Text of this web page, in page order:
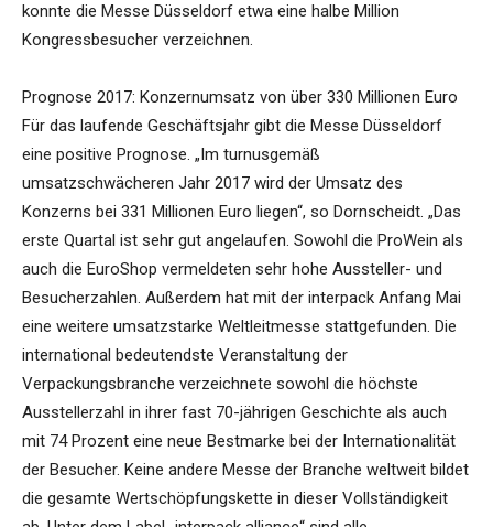
konnte die Messe Düsseldorf etwa eine halbe Million
Kongressbesucher verzeichnen.
Prognose 2017: Konzernumsatz von über 330 Millionen Euro
Für das laufende Geschäftsjahr gibt die Messe Düsseldorf
eine positive Prognose. „Im turnusgemäß
umsatzschwächeren Jahr 2017 wird der Umsatz des
Konzerns bei 331 Millionen Euro liegen“, so Dornscheidt. „Das
erste Quartal ist sehr gut angelaufen. Sowohl die ProWein als
auch die EuroShop vermeldeten sehr hohe Aussteller- und
Besucherzahlen. Außerdem hat mit der interpack Anfang Mai
eine weitere umsatzstarke Weltleitmesse stattgefunden. Die
international bedeutendste Veranstaltung der
Verpackungsbranche verzeichnete sowohl die höchste
Ausstellerzahl in ihrer fast 70-jährigen Geschichte als auch
mit 74 Prozent eine neue Bestmarke bei der Internationalität
der Besucher. Keine andere Messe der Branche weltweit bildet
die gesamte Wertschöpfungskette in dieser Vollständigkeit